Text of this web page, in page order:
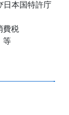
本国特許庁
費税
等